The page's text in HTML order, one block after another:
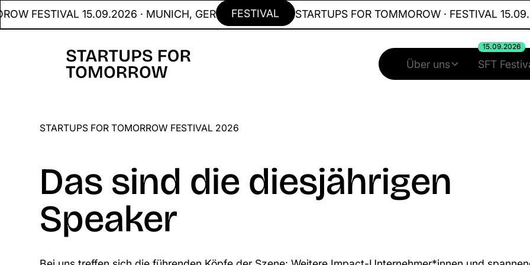
15.09.2026 · MUNICH, GER FESTIVAL STARTUPS FOR TOMMOROW · FESTIVAL
Über uns SFT
15.09.2026
STARTUPS FOR TOMORROW FESTIVAL 2026
Das sind die diesjährigen
Speaker